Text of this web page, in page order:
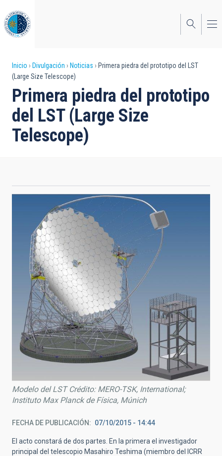
al
contenido
principal
Sobrescribir
enlaces
de
ayuda
a
Inicio Divulgación Noticias
Primera piedra del prototipo del LST
(Large Size Telescope)
Primera piedra del prototipo
del LST (Large Size
Telescope)
Modelo del LST Crédito: MERO-TSK, International;
Instituto Max Planck de Física, Múnich
FECHA DE PUBLICACIÓN 07/10/2015 - 14:44
El acto constará de dos partes. En la primera el investigador
principal del telescopio Masahiro Teshima (miembro del ICRR